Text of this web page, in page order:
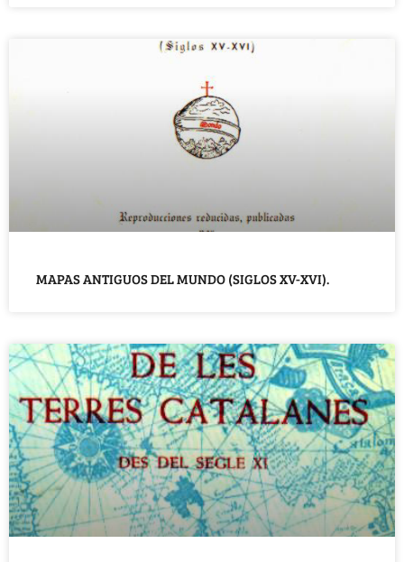
MAPAS ANTIGUOS DEL MUNDO (SIGLOS XV-XVI).